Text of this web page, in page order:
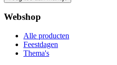
Webshop
Alle producten
Feestdagen
Thema's